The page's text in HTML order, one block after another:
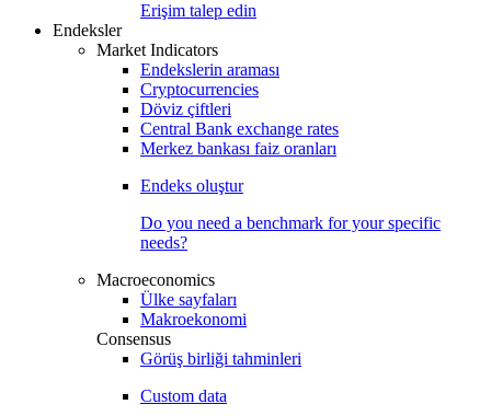
Erişim talep edin
Endeksler
Market Indicators
Endekslerin araması
Cryptocurrencies
Döviz çiftleri
Central Bank exchange rates
Merkez bankası faiz oranları
Endeks oluştur
Do you need a benchmark for your specific
needs?
Macroeconomics
Ülke sayfaları
Makroekonomi
Consensus
Görüş birliği tahminleri
Custom data